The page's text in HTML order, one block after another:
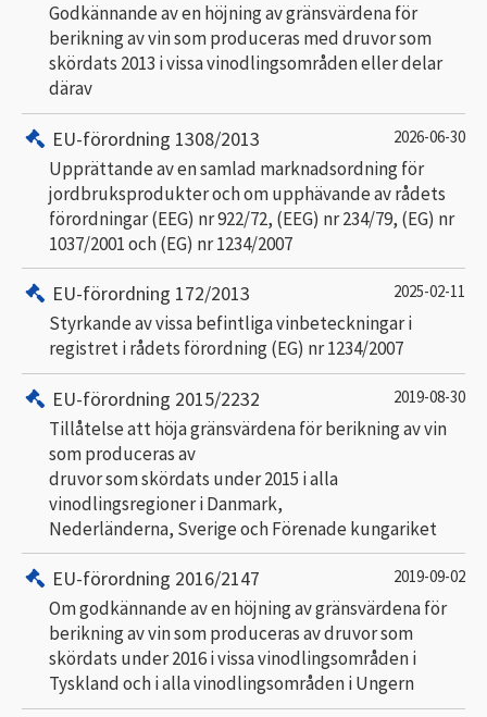
Godkännande av en höjning av gränsvärdena för
berikning av vin som produceras med druvor som
skördats 2013 i vissa vinodlingsområden eller delar
därav
EU-förordning 1308/2013 2026-06-30
Upprättande av en samlad marknadsordning för
jordbruksprodukter och om upphävande av rådets
förordningar (EEG) nr 922/72, (EEG) nr 234/79, (EG) nr
1037/2001 och (EG) nr 1234/2007
EU-förordning 172/2013 2025-02-11
Styrkande av vissa befintliga vinbeteckningar i
registret i rådets förordning (EG) nr 1234/2007
EU-förordning 2015/2232 2019-08-30
Tillåtelse att höja gränsvärdena för berikning av vin
som produceras av
druvor som skördats under 2015 i alla
vinodlingsregioner i Danmark,
Nederländerna, Sverige och Förenade kungariket
EU-förordning 2016/2147 2019-09-02
Om godkännande av en höjning av gränsvärdena för
berikning av vin som produceras av druvor som
skördats under 2016 i vissa vinodlingsområden i
Tyskland och i alla vinodlingsområden i Ungern